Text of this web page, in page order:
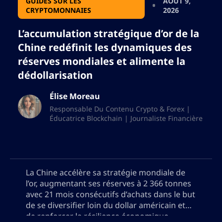
CRYPTOMONNAIES
2026
L’accumulation stratégique d’or de la
Chine redéfinit les dynamiques des
réserves mondiales et alimente la
dédollarisation
Élise Moreau
Responsable Du Contenu Crypto & Forex |
Éducatrice Blockchain | Journaliste Financière
La Chine accélère sa stratégie mondiale de
l’or, augmentant ses réserves à 2 366 tonnes
avec 21 mois consécutifs d’achats dans le but
de se diversifier loin du dollar américain et
de renforcer la résilience économique.